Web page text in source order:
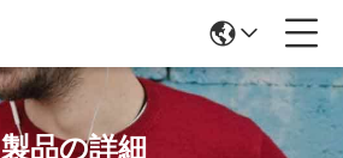
製品の詳細